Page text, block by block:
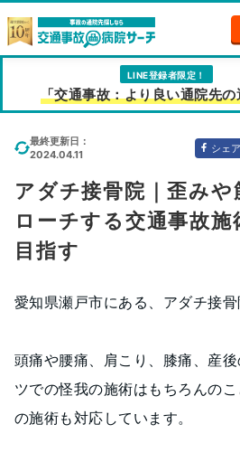
LINE登録者限定！
「交通事故：より良い通院先の
最終更新日：
2024.04.11
シェア
アダチ接骨院｜歪み
ローチする交通事故施
目指す
愛知県瀬戸市にある、アダチ接骨
頭痛や腰痛、肩こり、膝痛、産
ツでの怪我の施術はもちろんの
の施術も対応しています。